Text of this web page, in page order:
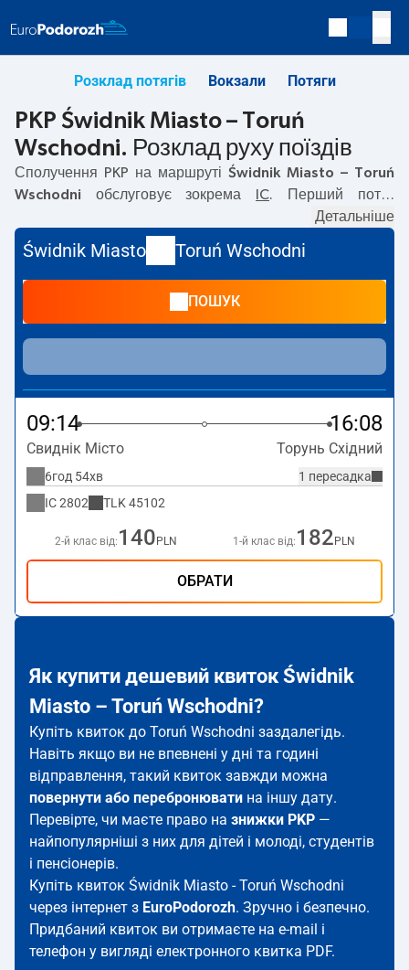
Розклад потягів Вокзали Потяги
PKP Świdnik Miasto – Toruń
Wschodni. Розклад руху поїздів
Сполучення PKP на маршруті Świdnik Miasto – Toruń
Wschodni обслуговує зокрема IC. Перший потяг
з вокзалу PKP Świdnik Miasto. Останній
потяг до Toruń Wschodni вирушає о 09:14. Наразі на
маршрутіŚwidnik Miasto–Toruń Wschodni
інші потяги перевізника PKP Intercity. Потяг завершує
маршрут на станції Toruń Wschodni.
Детальніше
Świdnik Miasto Toruń Wschodni
ПОШУК
09:14 16:08
Свиднік Місто Торунь Східний
1 пересадка
6год 54хв
IC2802 TLK 45102
2-й клас від: 140 PLN 1-й клас від: 182 PLN
ОБРАТИ
Як купити дешевий квиток Świdnik
Miasto – Toruń Wschodni?
Купіть квиток до Toruń Wschodni заздалегідь.
Навіть якщо ви не впевнені у дні та годині
відправлення, такий квиток завжди можна
повернути або перебронювати на іншу дату.
Перевірте, чи маєте право на знижки PKP —
найпопулярніші з них для дітей і молоді, студентів
і пенсіонерів.
Купіть квиток Świdnik Miasto - Toruń Wschodni
через інтернет з EuroPodorozh. Зручно і безпечно.
Придбаний квиток ви отримаєте на e-mail і
телефон у вигляді електронного квитка PDF.